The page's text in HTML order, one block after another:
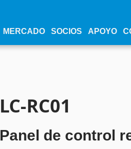
MERCADO SOCIOS APOYO
LC-RC01
Panel de control